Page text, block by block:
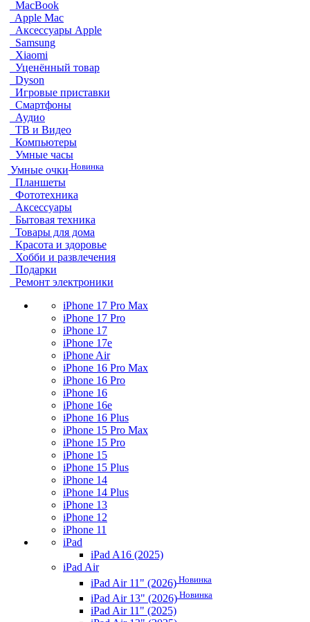
MacBook
Apple Mac
Аксессуары Apple
Samsung
Xiaomi
Уценённый товар
Dyson
Игровые приставки
Смартфоны
Аудио
ТВ и Видео
Компьютеры
Умные часы
Умные очки Новинка
Планшеты
Фототехника
Аксессуары
Бытовая техника
Товары для дома
Красота и здоровье
Хобби и развлечения
Подарки
Ремонт электроники
iPhone 17 Pro Max
iPhone 17 Pro
iPhone 17
iPhone 17e
iPhone Air
iPhone 16 Pro Max
iPhone 16 Pro
iPhone 16
iPhone 16e
iPhone 16 Plus
iPhone 15 Pro Max
iPhone 15 Pro
iPhone 15
iPhone 15 Plus
iPhone 14
iPhone 14 Plus
iPhone 13
iPhone 12
iPhone 11
iPad
iPad A16 (2025)
iPad Air
iPad Air 11" (2026) Новинка
iPad Air 13" (2026) Новинка
iPad Air 11" (2025)